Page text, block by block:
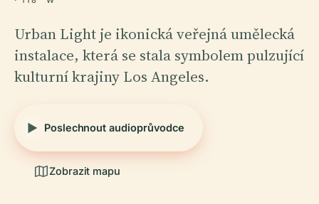
Urban Light je ikonická veřejná umělecká
instalace, která se stala symbolem pulzující
kulturní krajiny Los Angeles.
Poslechnout audioprůvodce
Zobrazit mapu